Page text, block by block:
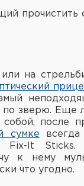
прочистить
на
зверю. Еще
после
сумке всегда
Fix-It
к нему
что угодно.